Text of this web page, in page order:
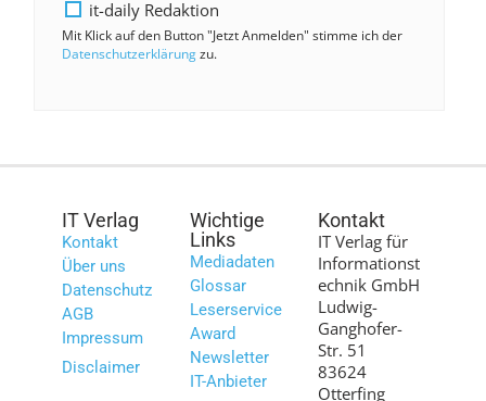
it-daily Redaktion
Mit Klick auf den Button "Jetzt Anmelden" stimme ich der
Datenschutzerklärungzu.
IT Verlag
Kontakt
Über uns
Datenschutz
AGB
Impressum
Disclaimer
Wichtige
Links
Mediadaten
Glossar
Leserservice
Award
Newsletter
IT-Anbieter
Kontakt
IT Verlag für
Informationst
echnik GmbH
Ludwig-
Ganghofer-
Str. 51
83624
Otterfing